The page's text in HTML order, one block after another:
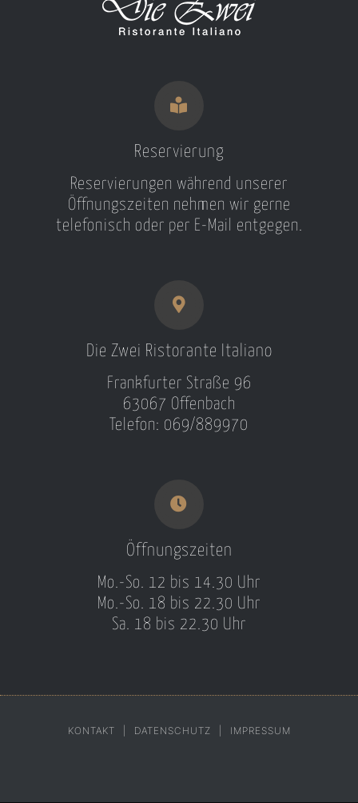
Reservierung
Reservierungen während unserer
Öffnungszeiten nehmen wir gerne
telefonisch oder per E-Mail entgegen.
Die Zwei Ristorante Italiano
Frankfurter Straße 96
63067 Offenbach
Telefon: 069/889970
Öffnungszeiten
Mo.-So. 12 bis 14.30 Uhr
Mo.-So. 18 bis 22.30 Uhr
Sa. 18 bis 22.30 Uhr
KONTAKT DATENSCHUTZ IMPRESSUM